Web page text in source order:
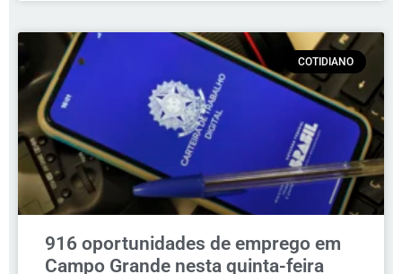
COTIDIANO
916 oportunidades de emprego em
Campo Grande nesta quinta-feira